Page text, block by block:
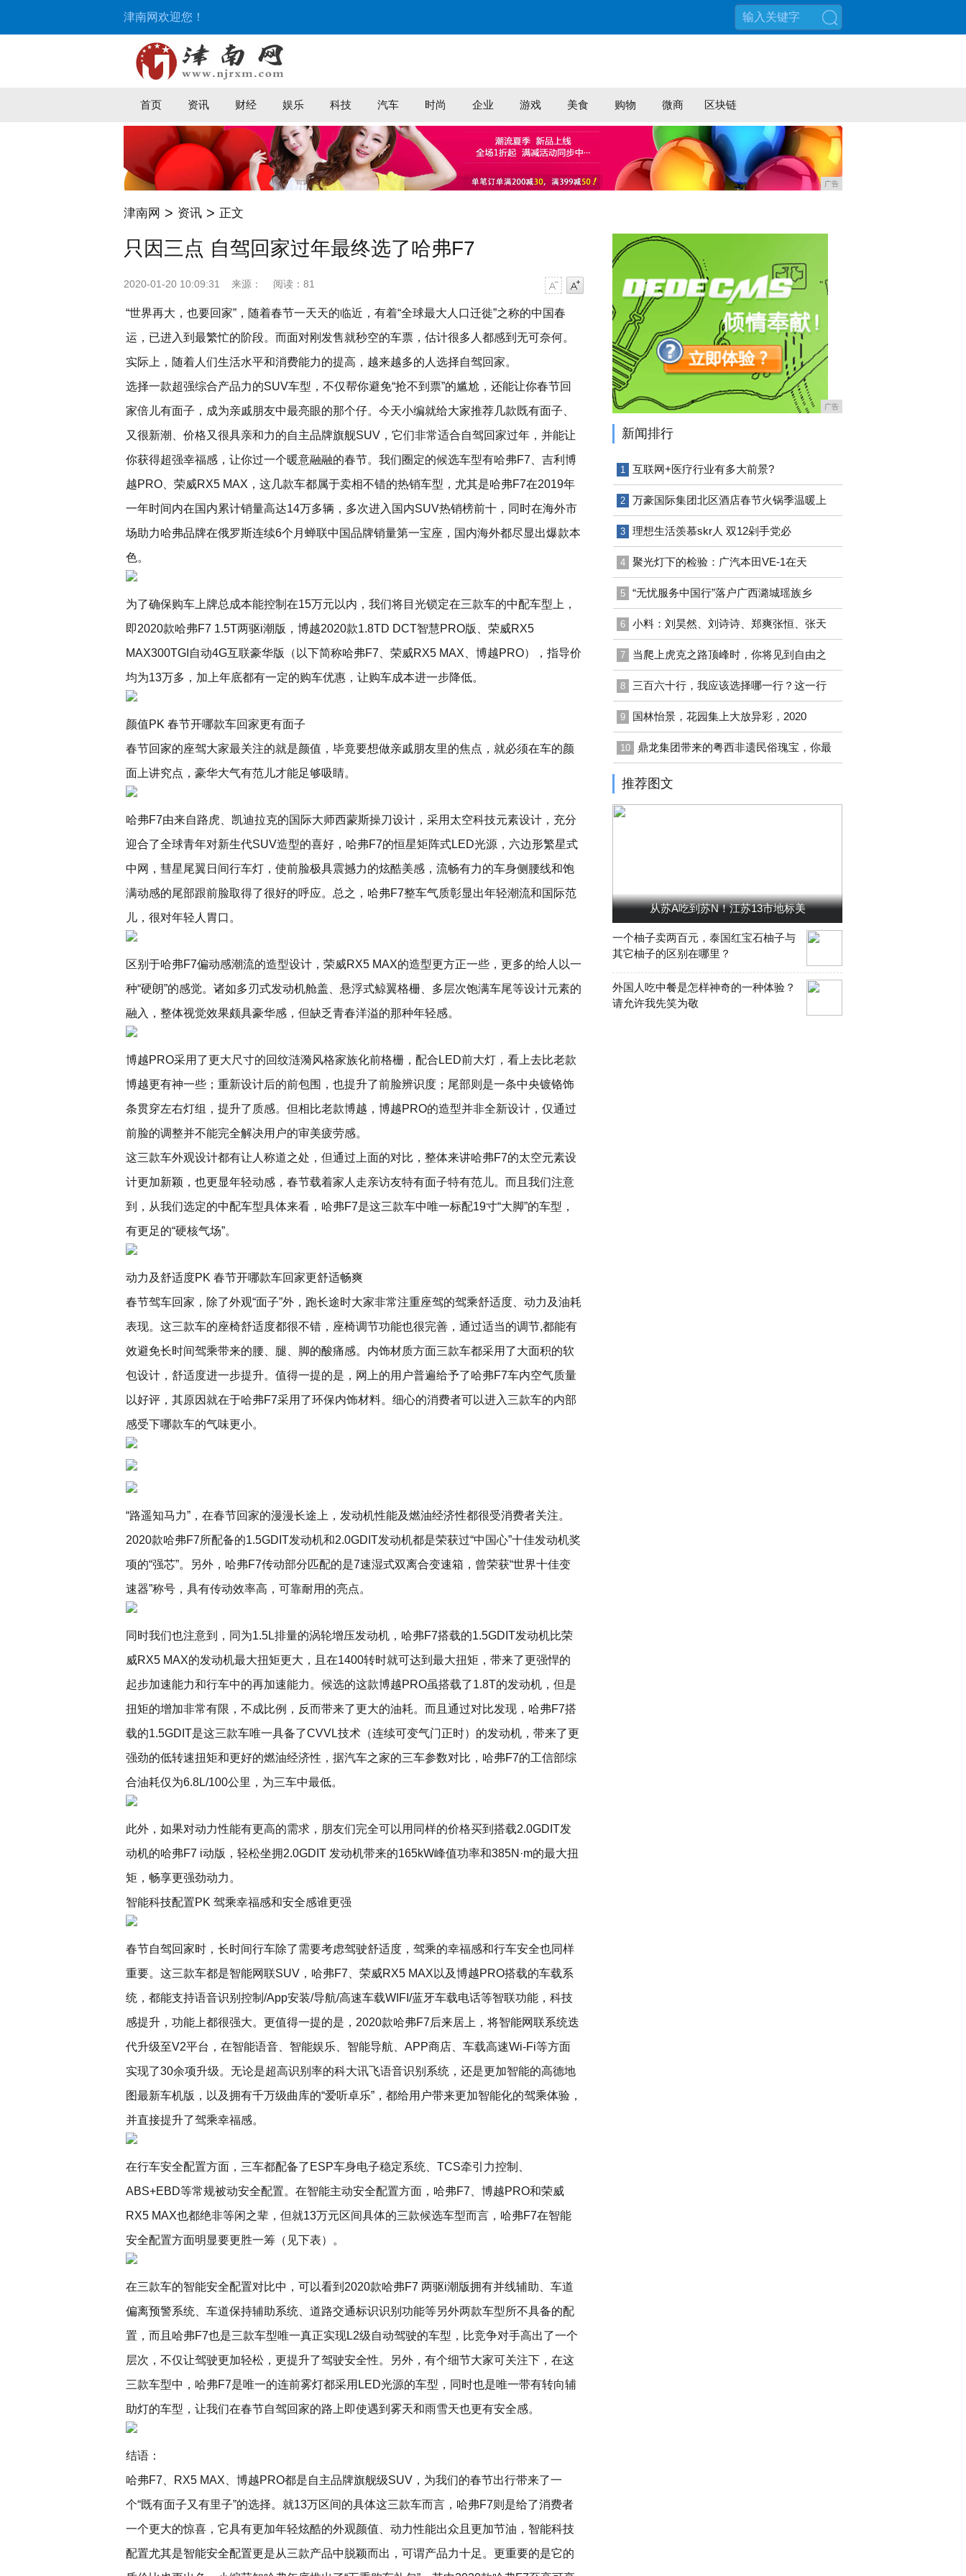
津南网欢迎您！
首页 资讯 财经 娱乐 科技 汽车 时尚 企业 游戏 美食 购物 微商 区块链
广告
津南网 > 资讯 > 正文
只因三点 自驾回家过年最终选了哈弗F7
2020-01-20 10:09:31 来源： 阅读：81
“世界再大，也要回家”，随着春节一天天的临近，有着“全球最大人口迁徙”之称的中国春
运，已进入到最繁忙的阶段。而面对刚发售就秒空的车票，估计很多人都感到无可奈何。
实际上，随着人们生活水平和消费能力的提高，越来越多的人选择自驾回家。
选择一款超强综合产品力的SUV车型，不仅帮你避免“抢不到票”的尴尬，还能让你春节回
家倍儿有面子，成为亲戚朋友中最亮眼的那个仔。今天小编就给大家推荐几款既有面子、
又很新潮、价格又很具亲和力的自主品牌旗舰SUV，它们非常适合自驾回家过年，并能让
你获得超强幸福感，让你过一个暖意融融的春节。我们圈定的候选车型有哈弗F7、吉利博
越PRO、荣威RX5 MAX，这几款车都属于卖相不错的热销车型，尤其是哈弗F7在2019年
一年时间内在国内累计销量高达14万多辆，多次进入国内SUV热销榜前十，同时在海外市
场助力哈弗品牌在俄罗斯连续6个月蝉联中国品牌销量第一宝座，国内海外都尽显出爆款本
色。
为了确保购车上牌总成本能控制在15万元以内，我们将目光锁定在三款车的中配车型上，
即2020款哈弗F7 1.5T两驱i潮版，博越2020款1.8TD DCT智慧PRO版、荣威RX5
MAX300TGI自动4G互联豪华版（以下简称哈弗F7、荣威RX5 MAX、博越PRO），指导价
均为13万多，加上年底都有一定的购车优惠，让购车成本进一步降低。
颜值PK 春节开哪款车回家更有面子
春节回家的座驾大家最关注的就是颜值，毕竟要想做亲戚朋友里的焦点，就必须在车的颜
面上讲究点，豪华大气有范儿才能足够吸睛。
哈弗F7由来自路虎、凯迪拉克的国际大师西蒙斯操刀设计，采用太空科技元素设计，充分
迎合了全球青年对新生代SUV造型的喜好，哈弗F7的恒星矩阵式LED光源，六边形繁星式
中网，彗星尾翼日间行车灯，使前脸极具震撼力的炫酷美感，流畅有力的车身侧腰线和饱
满动感的尾部跟前脸取得了很好的呼应。总之，哈弗F7整车气质彰显出年轻潮流和国际范
儿，很对年轻人胃口。
区别于哈弗F7偏动感潮流的造型设计，荣威RX5 MAX的造型更方正一些，更多的给人以一
种“硬朗”的感觉。诸如多刃式发动机舱盖、悬浮式鲸翼格栅、多层次饱满车尾等设计元素的
融入，整体视觉效果颇具豪华感，但缺乏青春洋溢的那种年轻感。
博越PRO采用了更大尺寸的回纹涟漪风格家族化前格栅，配合LED前大灯，看上去比老款
博越更有神一些；重新设计后的前包围，也提升了前脸辨识度；尾部则是一条中央镀铬饰
条贯穿左右灯组，提升了质感。但相比老款博越，博越PRO的造型并非全新设计，仅通过
前脸的调整并不能完全解决用户的审美疲劳感。
这三款车外观设计都有让人称道之处，但通过上面的对比，整体来讲哈弗F7的太空元素设
计更加新颖，也更显年轻动感，春节载着家人走亲访友特有面子特有范儿。而且我们注意
到，从我们选定的中配车型具体来看，哈弗F7是这三款车中唯一标配19寸“大脚”的车型，
有更足的“硬核气场”。
动力及舒适度PK 春节开哪款车回家更舒适畅爽
春节驾车回家，除了外观“面子”外，跑长途时大家非常注重座驾的驾乘舒适度、动力及油耗
表现。这三款车的座椅舒适度都很不错，座椅调节功能也很完善，通过适当的调节,都能有
效避免长时间驾乘带来的腰、腿、脚的酸痛感。内饰材质方面三款车都采用了大面积的软
包设计，舒适度进一步提升。值得一提的是，网上的用户普遍给予了哈弗F7车内空气质量
以好评，其原因就在于哈弗F7采用了环保内饰材料。细心的消费者可以进入三款车的内部
感受下哪款车的气味更小。
“路遥知马力”，在春节回家的漫漫长途上，发动机性能及燃油经济性都很受消费者关注。
2020款哈弗F7所配备的1.5GDIT发动机和2.0GDIT发动机都是荣获过“中国心”十佳发动机奖
项的“强芯”。另外，哈弗F7传动部分匹配的是7速湿式双离合变速箱，曾荣获“世界十佳变
速器”称号，具有传动效率高，可靠耐用的亮点。
同时我们也注意到，同为1.5L排量的涡轮增压发动机，哈弗F7搭载的1.5GDIT发动机比荣
威RX5 MAX的发动机最大扭矩更大，且在1400转时就可达到最大扭矩，带来了更强悍的
起步加速能力和行车中的再加速能力。候选的这款博越PRO虽搭载了1.8T的发动机，但是
扭矩的增加非常有限，不成比例，反而带来了更大的油耗。而且通过对比发现，哈弗F7搭
载的1.5GDIT是这三款车唯一具备了CVVL技术（连续可变气门正时）的发动机，带来了更
强劲的低转速扭矩和更好的燃油经济性，据汽车之家的三车参数对比，哈弗F7的工信部综
合油耗仅为6.8L/100公里，为三车中最低。
此外，如果对动力性能有更高的需求，朋友们完全可以用同样的价格买到搭载2.0GDIT发
动机的哈弗F7 i动版，轻松坐拥2.0GDIT 发动机带来的165kW峰值功率和385N·m的最大扭
矩，畅享更强劲动力。
智能科技配置PK 驾乘幸福感和安全感谁更强
春节自驾回家时，长时间行车除了需要考虑驾驶舒适度，驾乘的幸福感和行车安全也同样
重要。这三款车都是智能网联SUV，哈弗F7、荣威RX5 MAX以及博越PRO搭载的车载系
统，都能支持语音识别控制/App安装/导航/高速车载WIFI/蓝牙车载电话等智联功能，科技
感提升，功能上都很强大。更值得一提的是，2020款哈弗F7后来居上，将智能网联系统迭
代升级至V2平台，在智能语音、智能娱乐、智能导航、APP商店、车载高速Wi-Fi等方面
实现了30余项升级。无论是超高识别率的科大讯飞语音识别系统，还是更加智能的高德地
图最新车机版，以及拥有千万级曲库的“爱听卓乐”，都给用户带来更加智能化的驾乘体验，
并直接提升了驾乘幸福感。
在行车安全配置方面，三车都配备了ESP车身电子稳定系统、TCS牵引力控制、
ABS+EBD等常规被动安全配置。在智能主动安全配置方面，哈弗F7、博越PRO和荣威
RX5 MAX也都绝非等闲之辈，但就13万元区间具体的三款候选车型而言，哈弗F7在智能
安全配置方面明显要更胜一筹（见下表）。
在三款车的智能安全配置对比中，可以看到2020款哈弗F7 两驱i潮版拥有并线辅助、车道
偏离预警系统、车道保持辅助系统、道路交通标识识别功能等另外两款车型所不具备的配
置，而且哈弗F7也是三款车型唯一真正实现L2级自动驾驶的车型，比竞争对手高出了一个
层次，不仅让驾驶更加轻松，更提升了驾驶安全性。另外，有个细节大家可关注下，在这
三款车型中，哈弗F7是唯一的连前雾灯都采用LED光源的车型，同时也是唯一带有转向辅
助灯的车型，让我们在春节自驾回家的路上即使遇到雾天和雨雪天也更有安全感。
结语：
哈弗F7、RX5 MAX、博越PRO都是自主品牌旗舰级SUV，为我们的春节出行带来了一
个“既有面子又有里子”的选择。就13万区间的具体这三款车而言，哈弗F7则是给了消费者
一个更大的惊喜，它具有更加年轻炫酷的外观颜值、动力性能出众且更加节油，智能科技
配置尤其是智能安全配置更是从三款产品中脱颖而出，可谓产品力十足。更重要的是它的
广告
新闻排行
1 互联网+医疗行业有多大前景?
2 万豪国际集团北区酒店春节火锅季温暖上
3 理想生活羡慕skr人 双12剁手党必
4 聚光灯下的检验：广汽本田VE-1在天
5 “无忧服务中国行”落户广西潞城瑶族乡
6 小料：刘昊然、刘诗诗、郑爽张恒、张天
7 当爬上虎克之路顶峰时，你将见到自由之
8 三百六十行，我应该选择哪一行？这一行
9 国林怡景，花园集上大放异彩，2020
10 鼎龙集团带来的粤西非遗民俗瑰宝，你最
推荐图文
从苏A吃到苏N！江苏13市地标美
一个柚子卖两百元，泰国红宝石柚子与
其它柚子的区别在哪里？
外国人吃中餐是怎样神奇的一种体验？
请允许我先笑为敬